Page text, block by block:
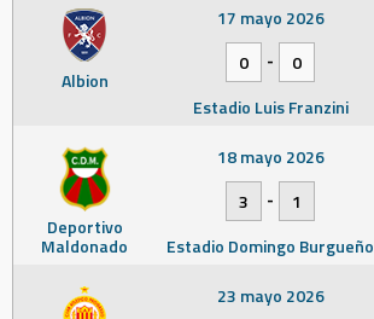
Albion
17 mayo 2026
0
-
0
Estadio Luis Franzini
Deportivo
Maldonado
18 mayo 2026
3
-
1
Estadio Domingo Burgueño
23 mayo 2026